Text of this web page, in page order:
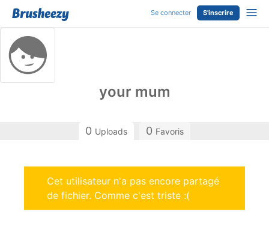
Se connecter S'inscrire
your mum
0 Uploads 0 Favoris
Cet utilisateur n'a pas encore partagé
de fichier. Comme c'est triste :(